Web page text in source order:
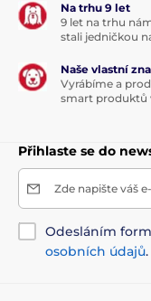
Na trhu 9 let
9 let na trhu
stali jedničkou
Naše vlastní
Vyrábíme a
smart produktů
Přihlaste se do
Zde napište váš
Odesláním
osobních údajů.